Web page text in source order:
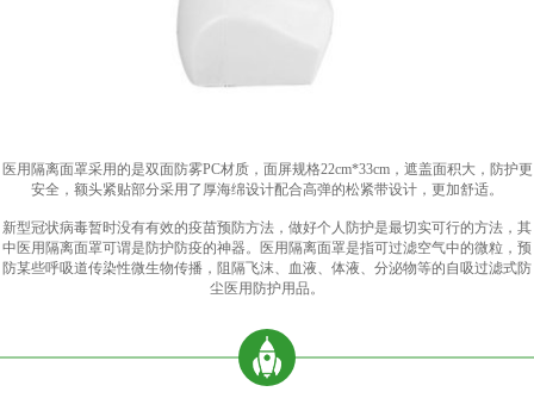
医用隔离面罩采用的是双面防雾PC材质，面屏规格22cm*33cm，遮盖面积大，防护更
安全，额头紧贴部分采用了厚海绵设计配合高弹的松紧带设计，更加舒适。
新型冠状病毒暂时没有有效的疫苗预防方法，做好个人防护是最切实可行的方法，其
中医用隔离面罩可谓是防护防疫的神器。医用隔离面罩是指可过滤空气中的微粒，预
防某些呼吸道传染性微生物传播，阻隔飞沫、血液、体液、分泌物等的自吸过滤式防
尘医用防护用品。